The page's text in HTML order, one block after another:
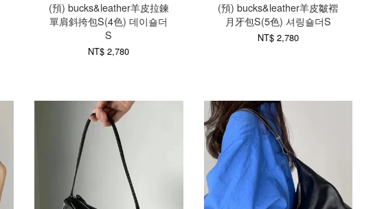
(預) bucks&leather羊皮拉鍊
單肩斜挎包S(4色) 데이숄더
S
NT$ 2,780
(預) bucks&leather羊皮皺褶
月牙包S(5色) 셔링숄더S
NT$ 2,780